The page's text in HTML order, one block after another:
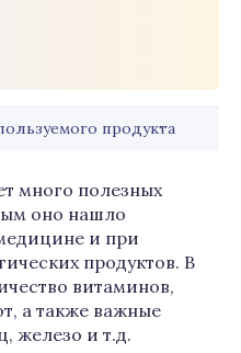
продукта
много полезных
оно нашло
и при
продуктов. В
витаминов,
а также важные
железо и т.д.